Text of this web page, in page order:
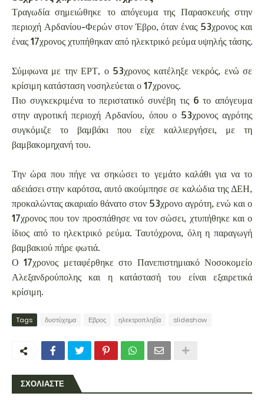
Τραγωδία σημειώθηκε το απόγευμα της Παρασκευής στην
περιοχή Αρδανίου-Φερών στον Έβρο, όταν ένας 53χρονος και
ένας 17χρονος χτυπήθηκαν από ηλεκτρικό ρεύμα υψηλής τάσης.
Σύμφωνα με την ΕΡΤ, ο 53χρονος κατέληξε νεκρός, ενώ σε
κρίσιμη κατάσταση νοσηλεύεται ο 17χρονος.
Πιο συγκεκριμένα το περιστατικό συνέβη τις 6 το απόγευμα
στην αγροτική περιοχή Αρδανίου, όπου ο 53χρονος αγρότης
συγκόμιζε το βαμβάκι που είχε καλλιεργήσει, με τη
βαμβακομηχανή του.
Την ώρα που πήγε να σηκώσει το γεμάτο καλάθι για να το
αδειάσει στην καρότσα, αυτό ακούμπησε σε καλώδια της ΔΕΗ,
προκαλώντας ακαριαίο θάνατο στον 53χρονο αγρότη, ενώ και ο
17χρονος που τον προσπάθησε να τον σώσει, χτυπήθηκε και ο
ίδιος από το ηλεκτρικό ρεύμα. Ταυτόχρονα, όλη η παραγωγή
βαμβακιού πήρε φωτιά.
Ο 17χρονος μεταφέρθηκε στο Πανεπιστημιακό Νοσοκομείο
Αλεξανδρούπολης και η κατάστασή του είναι εξαιρετικά
κρίσιμη.
Tags δυστύχημα Εβρος ηλεκτροπληξία slideshow
ΣΧΟΛΙΑΣΤΕ